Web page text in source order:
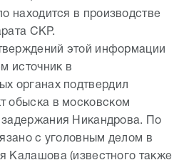
находится в производстве
СКР.
этой информации
источник в
органах подтвердил
обыска в московском
Никандрова. По
с уголовным делом в
Калашова (известного также